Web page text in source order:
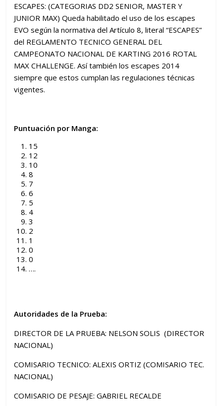
ESCAPES: (CATEGORIAS DD2 SENIOR, MASTER Y
JUNIOR MAX) Queda habilitado el uso de los escapes
EVO según la normativa del Artículo 8, literal “ESCAPES”
del REGLAMENTO TECNICO GENERAL DEL
CAMPEONATO NACIONAL DE KARTING 2016 ROTAL
MAX CHALLENGE. Así también los escapes 2014
siempre que estos cumplan las regulaciones técnicas
vigentes.
Puntuación por Manga:
15
12
10
8
7
6
5
4
3
2
1
0
0
….
Autoridades de la Prueba:
DIRECTOR DE LA PRUEBA: NELSON SOLIS (DIRECTOR
NACIONAL)
COMISARIO TECNICO: ALEXIS ORTIZ (COMISARIO TEC.
NACIONAL)
COMISARIO DE PESAJE: GABRIEL RECALDE